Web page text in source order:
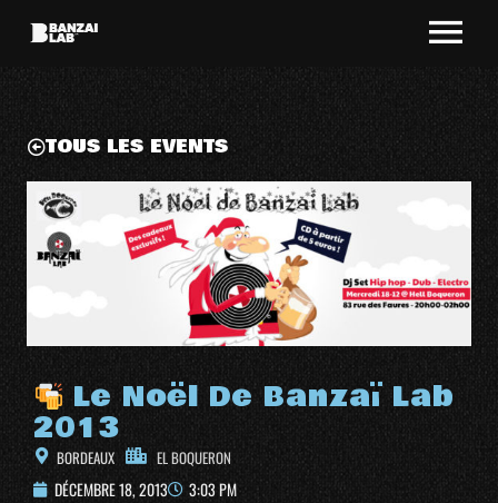
TOUS LES EVENTS
Le Noël De Banzaï Lab
2013
BORDEAUX EL BOQUERON
DÉCEMBRE 18, 2013 3:03 PM